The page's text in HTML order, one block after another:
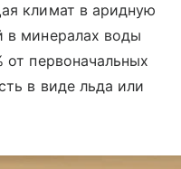
климат в аридную
в минералах воды
от первоначальных
в виде льда или